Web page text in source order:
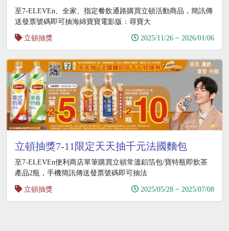
聯名行李箱
至7-ELEVEn、全家、指定餐飲通路購買立頓活動商品，簡訊傳
送發票號碼即可抽海綿寶寶電影版：尋寶大
立頓抽獎
2025/11/26 ~ 2026/01/06
立頓抽獎7-11限定天天抽千元法國麵包
至7-ELEVEn便利商店單筆購買立頓常溫鋁箔包/寶特瓶即飲茶
產品2瓶，手機簡訊傳送發票號碼即可抽法
立頓抽獎
2025/05/28 ~ 2025/07/08